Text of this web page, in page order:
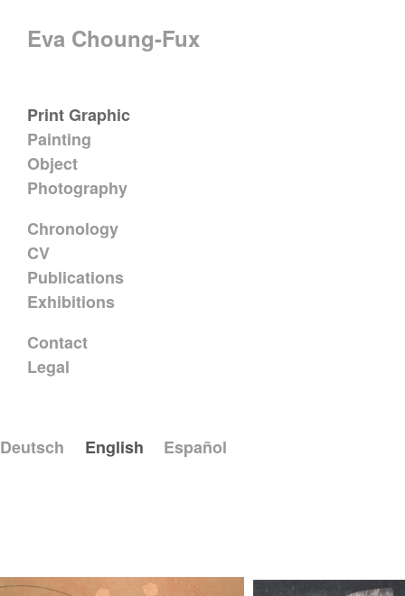
Eva Choung-Fux
Print Graphic
Painting
Object
Photography
Chronology
CV
Publications
Exhibitions
Contact
Legal
Deutsch English Español